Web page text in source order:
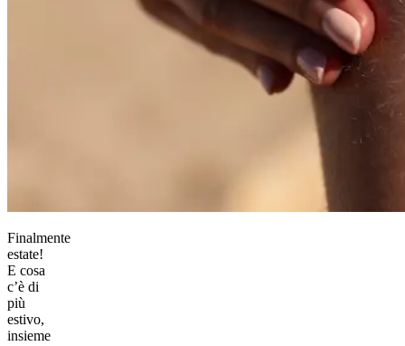
Finalmente
estate!
E cosa
c’è di
più
estivo,
insieme